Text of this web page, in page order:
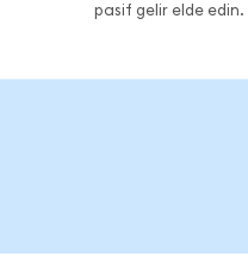
pasif gelir elde edin.